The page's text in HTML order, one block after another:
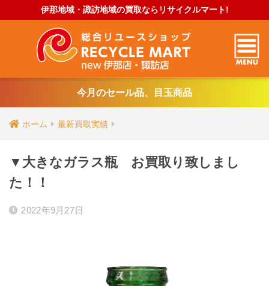
伊那地域・諏訪地域の買取ならリサイクルマート!
今月のセール品、目玉商品
ホーム 最新買取実績
▼大きなガラス瓶 お買取り致しまし
た！！
2022年9月27日